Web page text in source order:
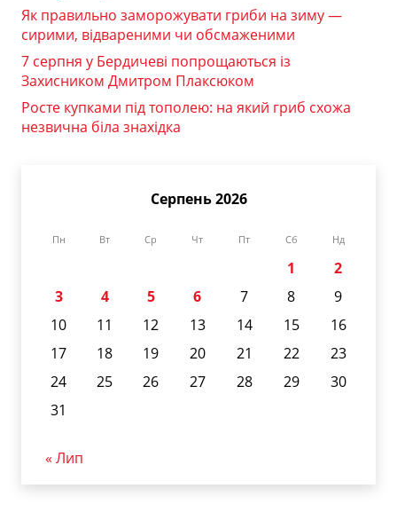
Як правильно заморожувати гриби на зиму —
сирими, відвареними чи обсмаженими
7 серпня у Бердичеві попрощаються із
Захисником Дмитром Плаксюком
Росте купками під тополею: на який гриб схожа
незвична біла знахідка
Серпень 2026
Пн Вт Ср Чт Пт Сб Нд
1
2
3
4 5 6 7 8
9
10
11 12 13 14 15
16
17
18 19 20 21 22
23
24
25 26 27 28 29
30
31
« Лип